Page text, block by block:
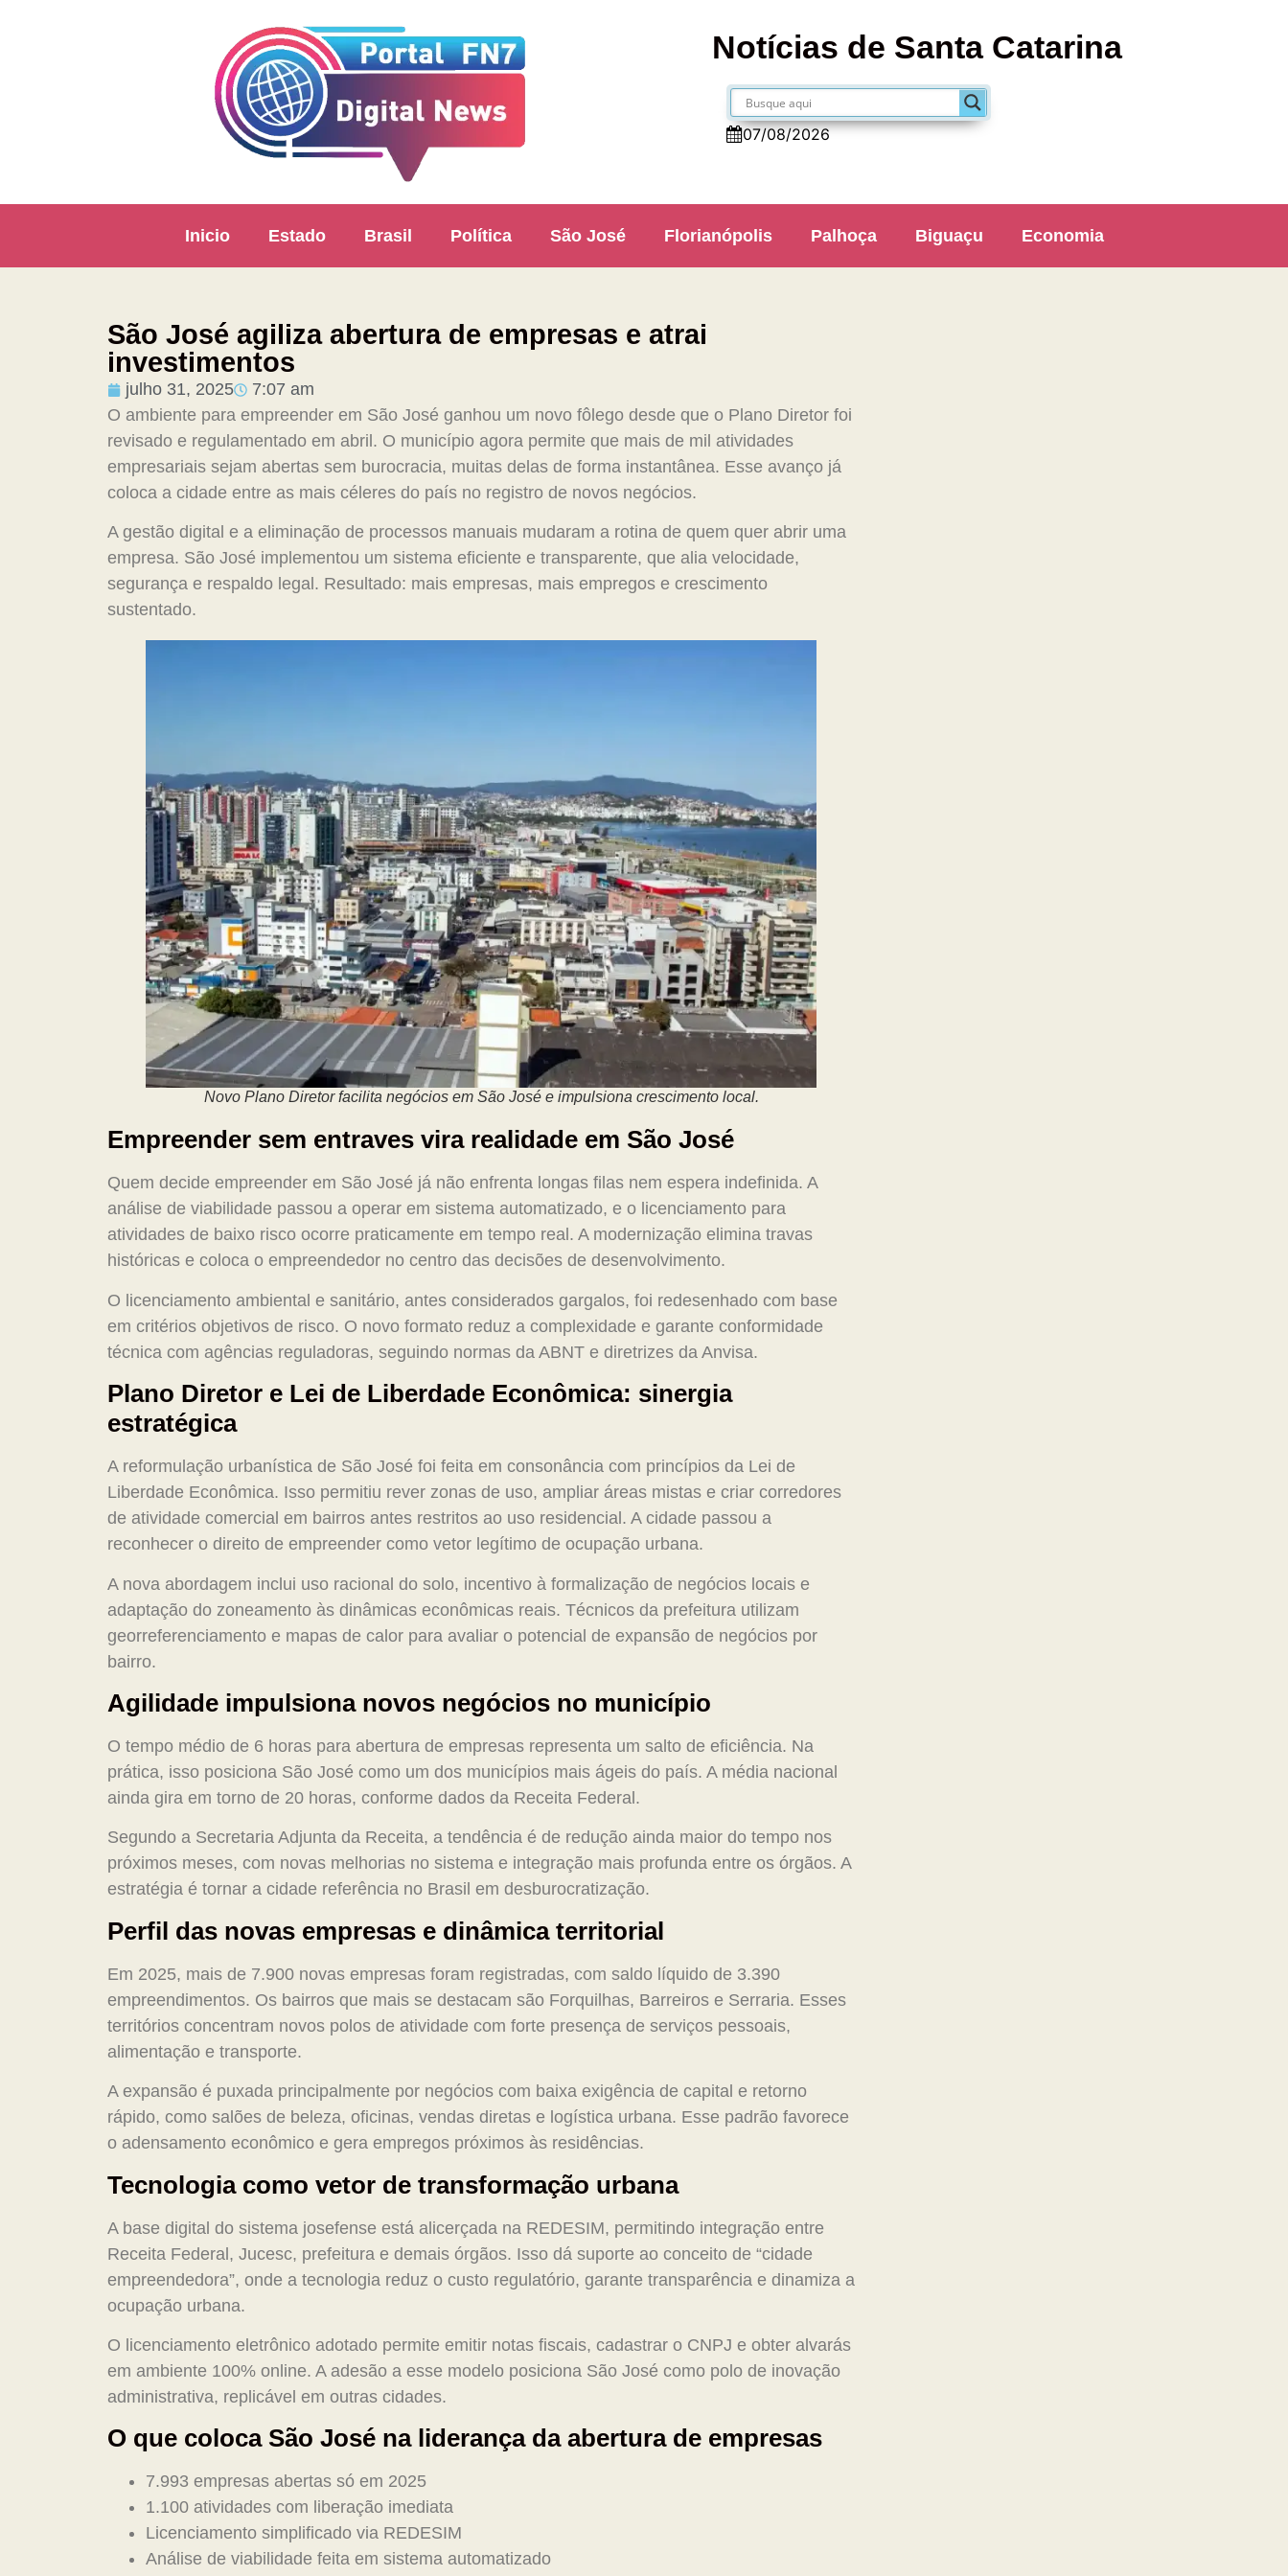
Notícias de Santa Catarina
07/08/2026
Inicio Estado Brasil Política São José Florianópolis Palhoça Biguaçu Economia
São José agiliza abertura de empresas e atrai
investimentos
julho 31, 2025
7:07 am
O ambiente para empreender em São José ganhou um novo fôlego desde que o Plano Diretor foi
revisado e regulamentado em abril. O município agora permite que mais de mil atividades
empresariais sejam abertas sem burocracia, muitas delas de forma instantânea. Esse avanço já
coloca a cidade entre as mais céleres do país no registro de novos negócios.
A gestão digital e a eliminação de processos manuais mudaram a rotina de quem quer abrir uma
empresa. São José implementou um sistema eficiente e transparente, que alia velocidade,
segurança e respaldo legal. Resultado: mais empresas, mais empregos e crescimento
sustentado.
Novo Plano Diretor facilita negócios em São José e impulsiona crescimento local.
Empreender sem entraves vira realidade em São José
Quem decide empreender em São José já não enfrenta longas filas nem espera indefinida. A
análise de viabilidade passou a operar em sistema automatizado, e o licenciamento para
atividades de baixo risco ocorre praticamente em tempo real. A modernização elimina travas
históricas e coloca o empreendedor no centro das decisões de desenvolvimento.
O licenciamento ambiental e sanitário, antes considerados gargalos, foi redesenhado com base
em critérios objetivos de risco. O novo formato reduz a complexidade e garante conformidade
técnica com agências reguladoras, seguindo normas da ABNT e diretrizes da Anvisa.
Plano Diretor e Lei de Liberdade Econômica: sinergia
estratégica
A reformulação urbanística de São José foi feita em consonância com princípios da Lei de
Liberdade Econômica. Isso permitiu rever zonas de uso, ampliar áreas mistas e criar corredores
de atividade comercial em bairros antes restritos ao uso residencial. A cidade passou a
reconhecer o direito de empreender como vetor legítimo de ocupação urbana.
A nova abordagem inclui uso racional do solo, incentivo à formalização de negócios locais e
adaptação do zoneamento às dinâmicas econômicas reais. Técnicos da prefeitura utilizam
georreferenciamento e mapas de calor para avaliar o potencial de expansão de negócios por
bairro.
Agilidade impulsiona novos negócios no município
O tempo médio de 6 horas para abertura de empresas representa um salto de eficiência. Na
prática, isso posiciona São José como um dos municípios mais ágeis do país. A média nacional
ainda gira em torno de 20 horas, conforme dados da Receita Federal.
Segundo a Secretaria Adjunta da Receita, a tendência é de redução ainda maior do tempo nos
próximos meses, com novas melhorias no sistema e integração mais profunda entre os órgãos. A
estratégia é tornar a cidade referência no Brasil em desburocratização.
Perfil das novas empresas e dinâmica territorial
Em 2025, mais de 7.900 novas empresas foram registradas, com saldo líquido de 3.390
empreendimentos. Os bairros que mais se destacam são Forquilhas, Barreiros e Serraria. Esses
territórios concentram novos polos de atividade com forte presença de serviços pessoais,
alimentação e transporte.
A expansão é puxada principalmente por negócios com baixa exigência de capital e retorno
rápido, como salões de beleza, oficinas, vendas diretas e logística urbana. Esse padrão favorece
o adensamento econômico e gera empregos próximos às residências.
Tecnologia como vetor de transformação urbana
A base digital do sistema josefense está alicerçada na REDESIM, permitindo integração entre
Receita Federal, Jucesc, prefeitura e demais órgãos. Isso dá suporte ao conceito de “cidade
empreendedora”, onde a tecnologia reduz o custo regulatório, garante transparência e dinamiza a
ocupação urbana.
O licenciamento eletrônico adotado permite emitir notas fiscais, cadastrar o CNPJ e obter alvarás
em ambiente 100% online. A adesão a esse modelo posiciona São José como polo de inovação
administrativa, replicável em outras cidades.
O que coloca São José na liderança da abertura de empresas
7.993 empresas abertas só em 2025
1.100 atividades com liberação imediata
Licenciamento simplificado via REDESIM
Análise de viabilidade feita em sistema automatizado